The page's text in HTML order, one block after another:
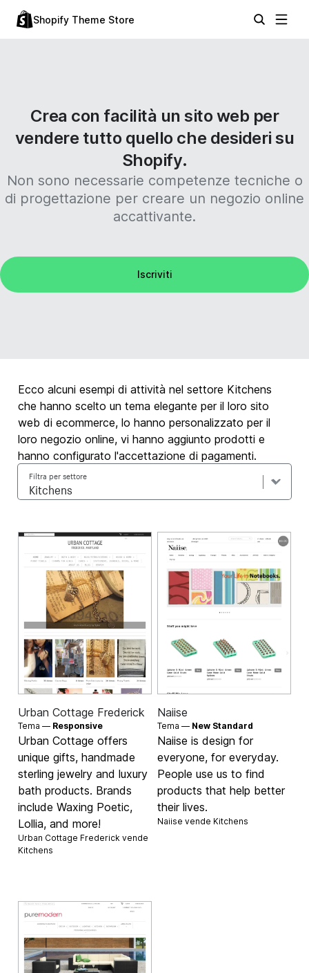
Shopify Theme Store
Crea con facilità un sito web per
vendere tutto quello che desideri su
Shopify.
Non sono necessarie competenze tecniche o
di progettazione per creare un negozio online
accattivante.
Iscriviti
Ecco alcuni esempi di attività nel settore Kitchens
che hanno scelto un tema elegante per il loro sito
web di ecommerce, lo hanno personalizzato per il
loro negozio online, vi hanno aggiunto prodotti e
hanno configurato l'accettazione di pagamenti.
Filtra per settore
Urban Cottage Frederick
Tema — Responsive
Urban Cottage offers
unique gifts, handmade
sterling jewelry and luxury
bath products. Brands
include Waxing Poetic,
Lollia, and more!
Urban Cottage Frederick vende
Kitchens
Naiise
Tema — New Standard
Naiise is design for
everyone, for everyday.
People use us to find
products that help better
their lives.
Naiise vende Kitchens